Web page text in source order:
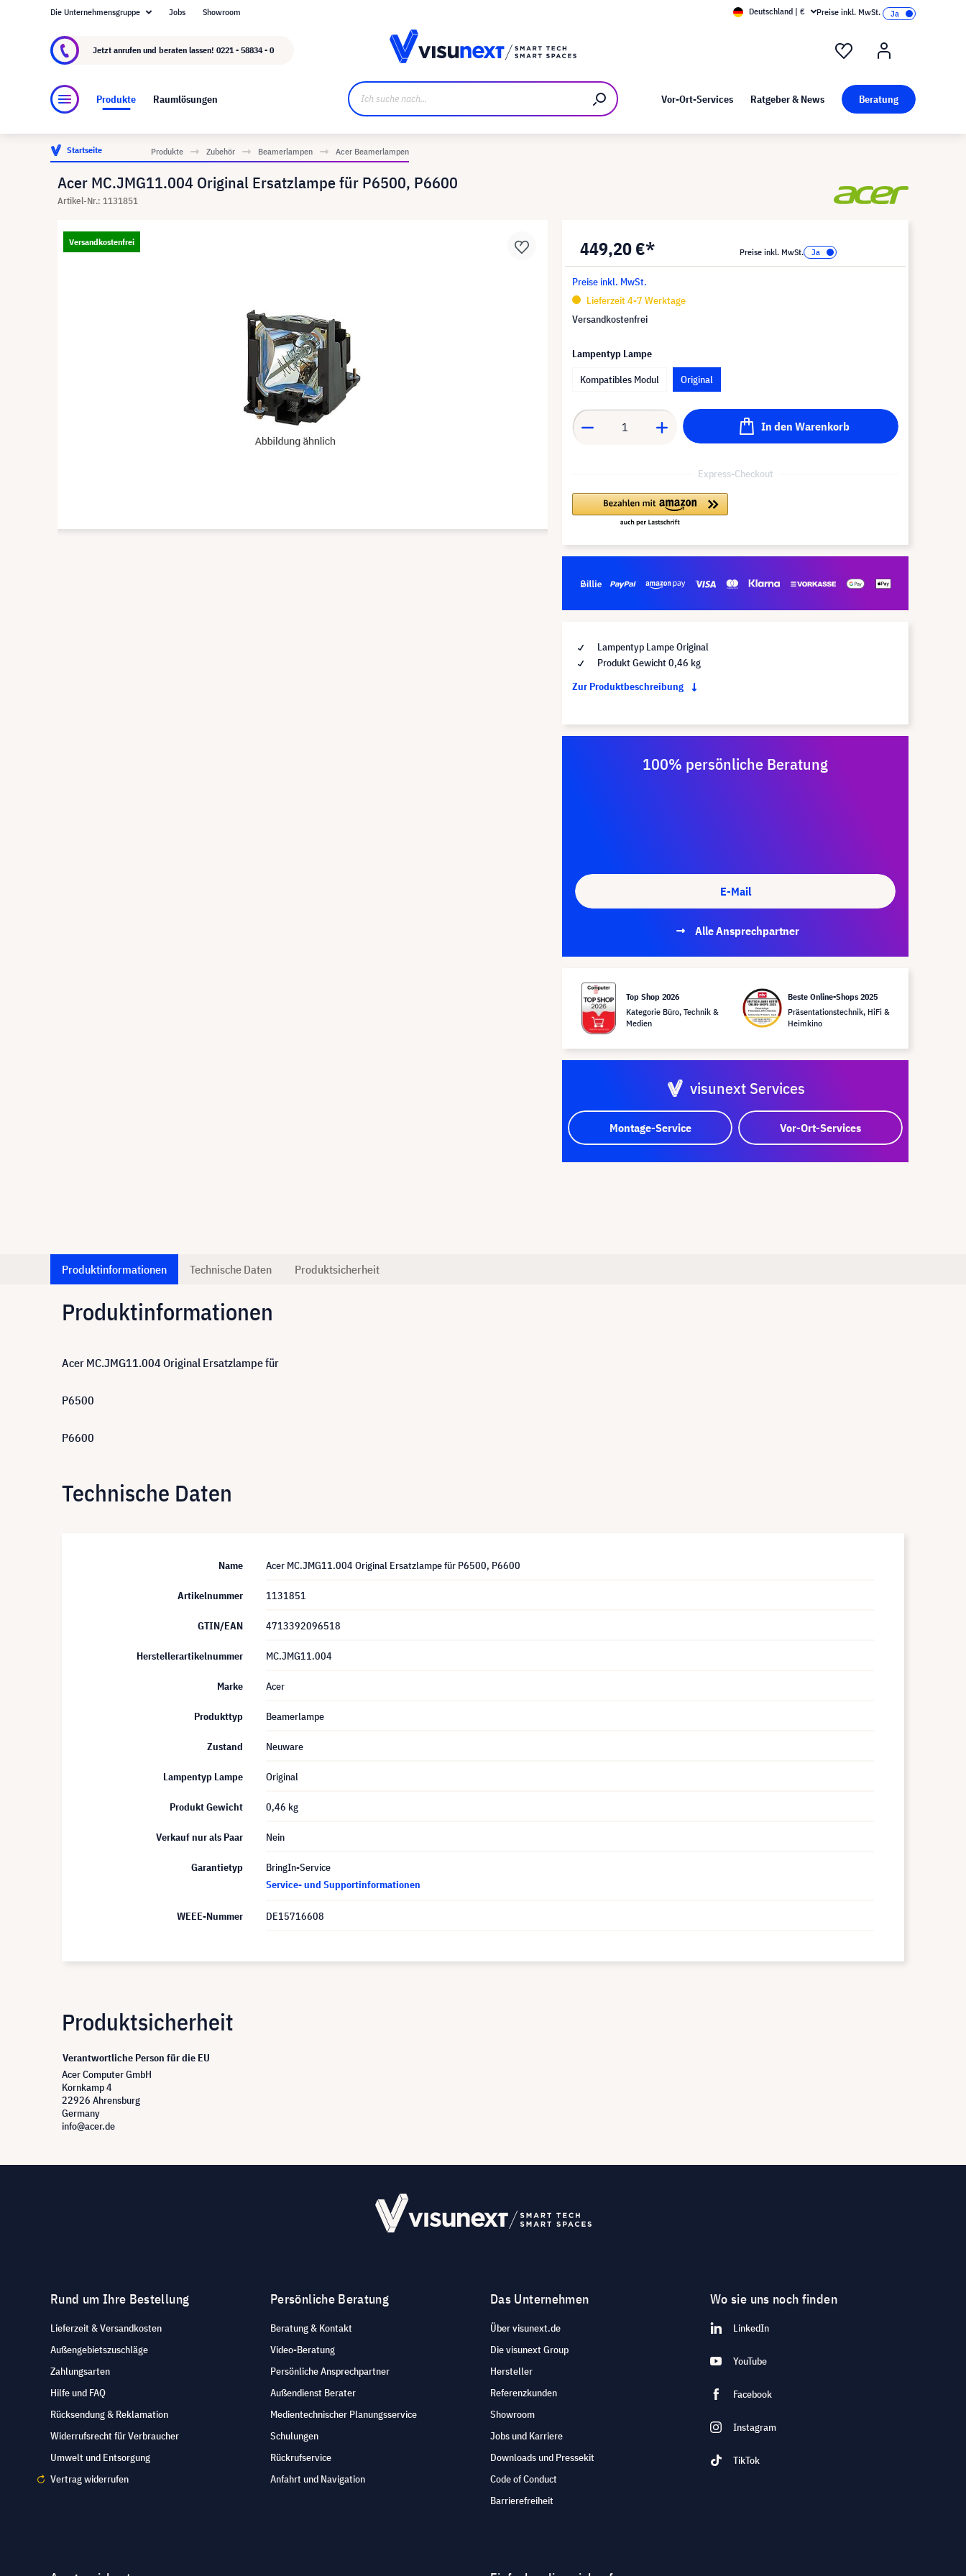
Über visunext.de Kunst bei visunext
Die Unternehmensgruppe Jobs Showroom Deutschland | € Preise inkl. MwSt.
Jetzt anrufen und beraten lassen! 0221 - 58834 - 0
Produkte Raumlösungen Vor-Ort-Services Ratgeber & News Beratung
Startseite Produkte Zubehör Beamerlampen Acer Beamerlampen
Acer MC.JMG11.004 Original Ersatzlampe für P6500, P6600
Artikel-Nr.: 1131851
Versandkostenfrei 449,20 €* Preise inkl. MwSt.
Preise inkl. MwSt.
Lieferzeit 4-7 Werktage
Versandkostenfrei
Lampentyp Lampe
Kompatibles Modul
Original
In den Warenkorb
Express-Checkout
Lampentyp Lampe Original
Produkt Gewicht 0,46 kg
Zur Produktbeschreibung
100% persönliche Beratung
E-Mail
Alle Ansprechpartner
Top Shop 2026
Kategorie Büro, Technik &
Medien
Beste Online-Shops 2025
Präsentationstechnik, HiFi &
Heimkino
visunext Services
Montage-Service Vor-Ort-Services
Produktinformationen Technische Daten Produktsicherheit
Produktinformationen
Acer MC.JMG11.004 Original Ersatzlampe für
P6500
P6600
Technische Daten
Name Acer MC.JMG11.004 Original Ersatzlampe für P6500, P6600
Artikelnummer 1131851
GTIN/EAN 4713392096518
Herstellerartikelnummer MC.JMG11.004
Marke Acer
Produkttyp Beamerlampe
Zustand Neuware
Lampentyp Lampe Original
Produkt Gewicht 0,46 kg
Verkauf nur als Paar Nein
Garantietyp
BringIn-Service
Service- und Supportinformationen
WEEE-Nummer DE15716608
Produktsicherheit
Verantwortliche Person für die EU
Acer Computer GmbH
Kornkamp 4
22926 Ahrensburg
Germany
info@acer.de
Rund um Ihre Bestellung
Lieferzeit & Versandkosten
Außengebietszuschläge
Zahlungsarten
Hilfe und FAQ
Rücksendung & Reklamation
Widerrufsrecht für Verbraucher
Umwelt und Entsorgung
Vertrag widerrufen
Persönliche Beratung
Beratung & Kontakt
Video-Beratung
Persönliche Ansprechpartner
Außendienst Berater
Medientechnischer Planungsservice
Schulungen
Rückrufservice
Anfahrt und Navigation
Das Unternehmen
Über visunext.de
Die visunext Group
Hersteller
Referenzkunden
Showroom
Jobs und Karriere
Downloads und Pressekit
Code of Conduct
Barrierefreiheit
Wo sie uns noch finden
LinkedIn
YouTube
Facebook
Instagram
TikTok